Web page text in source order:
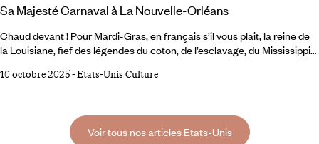
Sa Majesté Carnaval à La Nouvelle-Orléans
Chaud devant ! Pour Mardi-Gras, en français s’il vous plait, la reine de
la Louisiane, fief des légendes du coton, de l’esclavage, du Mississippi
envoie balader ses soucis pour une semaine de pure folie. Présence
10 octobre 2025-Etats-Unis Culture
Voir tous nos articles Etats-Unis